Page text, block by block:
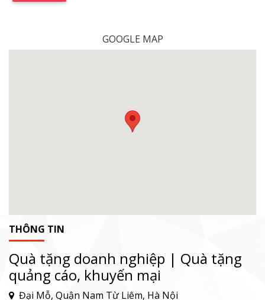
GOOGLE MAP
THÔNG TIN
Quà tặng doanh nghiệp | Quà tặng
quảng cáo, khuyến mại
Đại Mỗ, Quận Nam Từ Liêm, Hà Nội